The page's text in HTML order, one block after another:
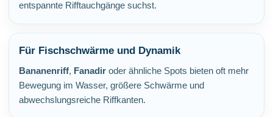
entspannte Rifftauchgänge suchst.
Für Fischschwärme und Dynamik
Bananenriff, Fanadir oder ähnliche Spots bieten oft mehr
Bewegung im Wasser, größere Schwärme und
abwechslungsreiche Riffkanten.